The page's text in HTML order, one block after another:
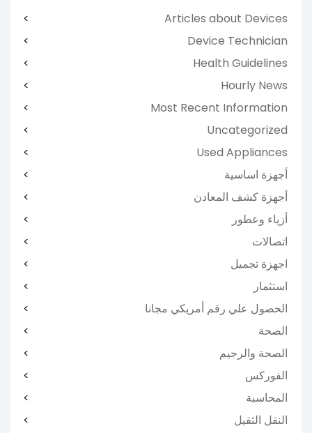
Articles about Devices
Device Technician
Health Guidelines
Hourly News
Most Recent Information
Uncategorized
Used Appliances
أجهزة اساسية
أجهزة كشف المعادن
أزياء وعطور
اتصالات
اجهزة تجميل
استثمار
الحصول علي رقم أمريكي مجانا
الصحة
الصحة والرجيم
الفوركس
المحاسبة
النقل الثقيل